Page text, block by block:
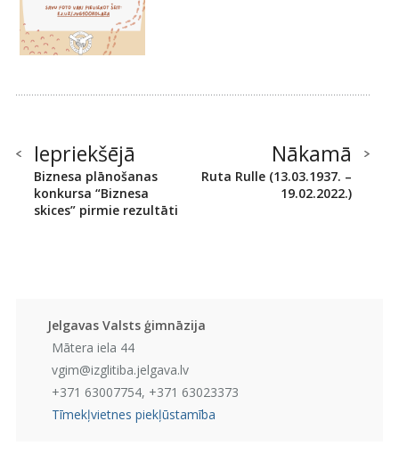
Iepriekšējā
Biznesa plānošanas
konkursa “Biznesa
skices” pirmie rezultāti
Nākamā
Ruta Rulle (13.03.1937. –
19.02.2022.)
Jelgavas Valsts ģimnāzija
Mātera iela 44
vgim@izglitiba.jelgava.lv
+371 63007754, +371 63023373
Tīmekļvietnes piekļūstamība